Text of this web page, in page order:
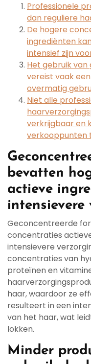
Professionele
dan reguliere
De hogere
ingrediënten
intensief zijn
Het gebruik
vereist vaak
overmatig
Niet alle
verkrijgbaar en
verkooppunten
bevatten
actieve
intensievere
Geconcentreerde
concentraties
intensievere
concentraties van
proteïnen en
haar, waardoor ze
resulteert in een
van het haar, wat
lokken.
Minder